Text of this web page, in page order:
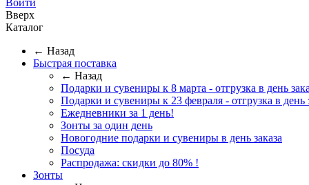
Вверх
Каталог
← Назад
Быстрая поставка
← Назад
Подарки и сувениры к 8 марта - отгрузка в день
Подарки и сувениры к 23 февраля - отгрузка в день
Ежедневники за 1 день!
Зонты за один день
Новогодние подарки и сувениры в день заказа
Посуда
Распродажа: скидки до 80% !
Зонты